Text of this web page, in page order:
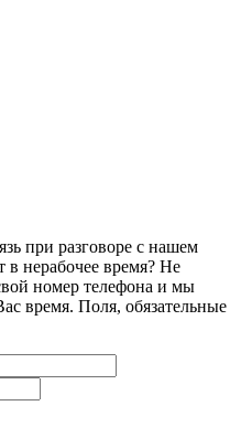
при разговоре с нашем
нерабочее время? Не
номер телефона и мы
время. Поля, обязательные